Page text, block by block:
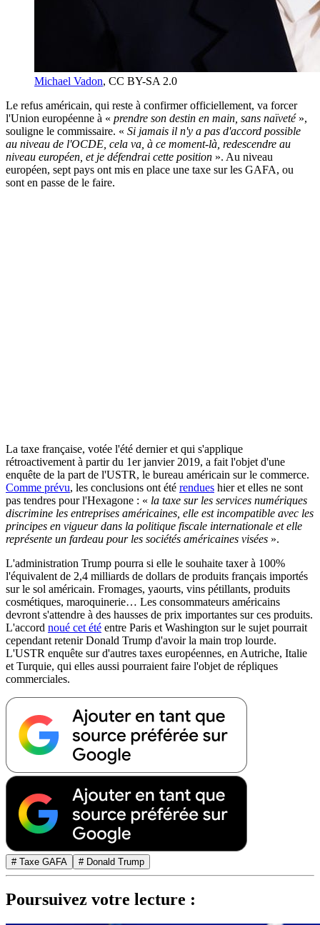
Michael Vadon, CC BY-SA 2.0
Le refus américain, qui reste à confirmer officiellement, va forcer
l'Union européenne à « prendre son destin en main, sans naïveté»,
souligne le commissaire. « Si jamais il n'y a pas d'accord possible
au niveau de l'OCDE, cela va, à ce moment-là, redescendre au
niveau européen, et je défendrai cette position ». Au niveau
européen, sept pays ont mis en place une taxe sur les GAFA, ou
sont en passe de le faire.
La taxe française, votée l'été dernier et qui s'applique
rétroactivement à partir du 1er janvier 2019, a fait l'objet d'une
enquête de la part de l'USTR, le bureau américain sur le commerce.
Comme prévu, les conclusions ont été rendues hier et elles ne sont
pas tendres pour l'Hexagone : « la taxe sur les services numériques
discrimine les entreprises américaines, elle est incompatible avec les
principes en vigueur dans la politique fiscale internationale et elle
représente un fardeau pour les sociétés américaines visées ».
L'administration Trump pourra si elle le souhaite taxer à 100%
l'équivalent de 2,4 milliards de dollars de produits français importés
sur le sol américain. Fromages, yaourts, vins pétillants, produits
cosmétiques, maroquinerie… Les consommateurs américains
devront s'attendre à des hausses de prix importantes sur ces produits.
L'accord noué cet été entre Paris et Washington sur le sujet pourrait
cependant retenir Donald Trump d'avoir la main trop lourde.
L'USTR enquête sur d'autres taxes européennes, en Autriche, Italie
et Turquie, qui elles aussi pourraient faire l'objet de répliques
commerciales.
# Taxe GAFA # Donald Trump
Poursuivez votre lecture :